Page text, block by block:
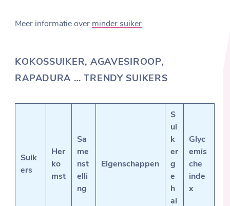
Meer informatie over minder suiker
KOKOSSUIKER, AGAVESIROOP,
RAPADURA … TRENDY SUIKERS
Suik
ers
Her
ko
mst
Sa
me
nst
elli
ng
Eigenschappen
S
ui
k
er
g
e
h
al
Glyc
emis
che
inde
x